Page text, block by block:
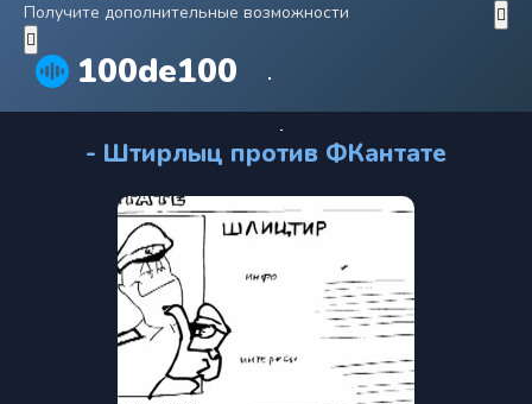
100de100
Получите дополнительные возможности
- Штирлыц против ФКантате